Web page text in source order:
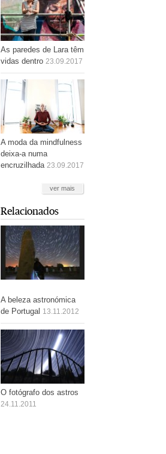
As paredes de Lara têm
vidas dentro 23.09.2017
A moda da mindfulness
deixa-a numa
encruzilhada 23.09.2017
ver mais
Relacionados
A beleza astronómica
de Portugal 13.11.2012
O fotógrafo dos astros
24.11.2011